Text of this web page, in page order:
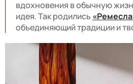
вдохновения в обычную
идея. Так родились
объединяющий традиции и